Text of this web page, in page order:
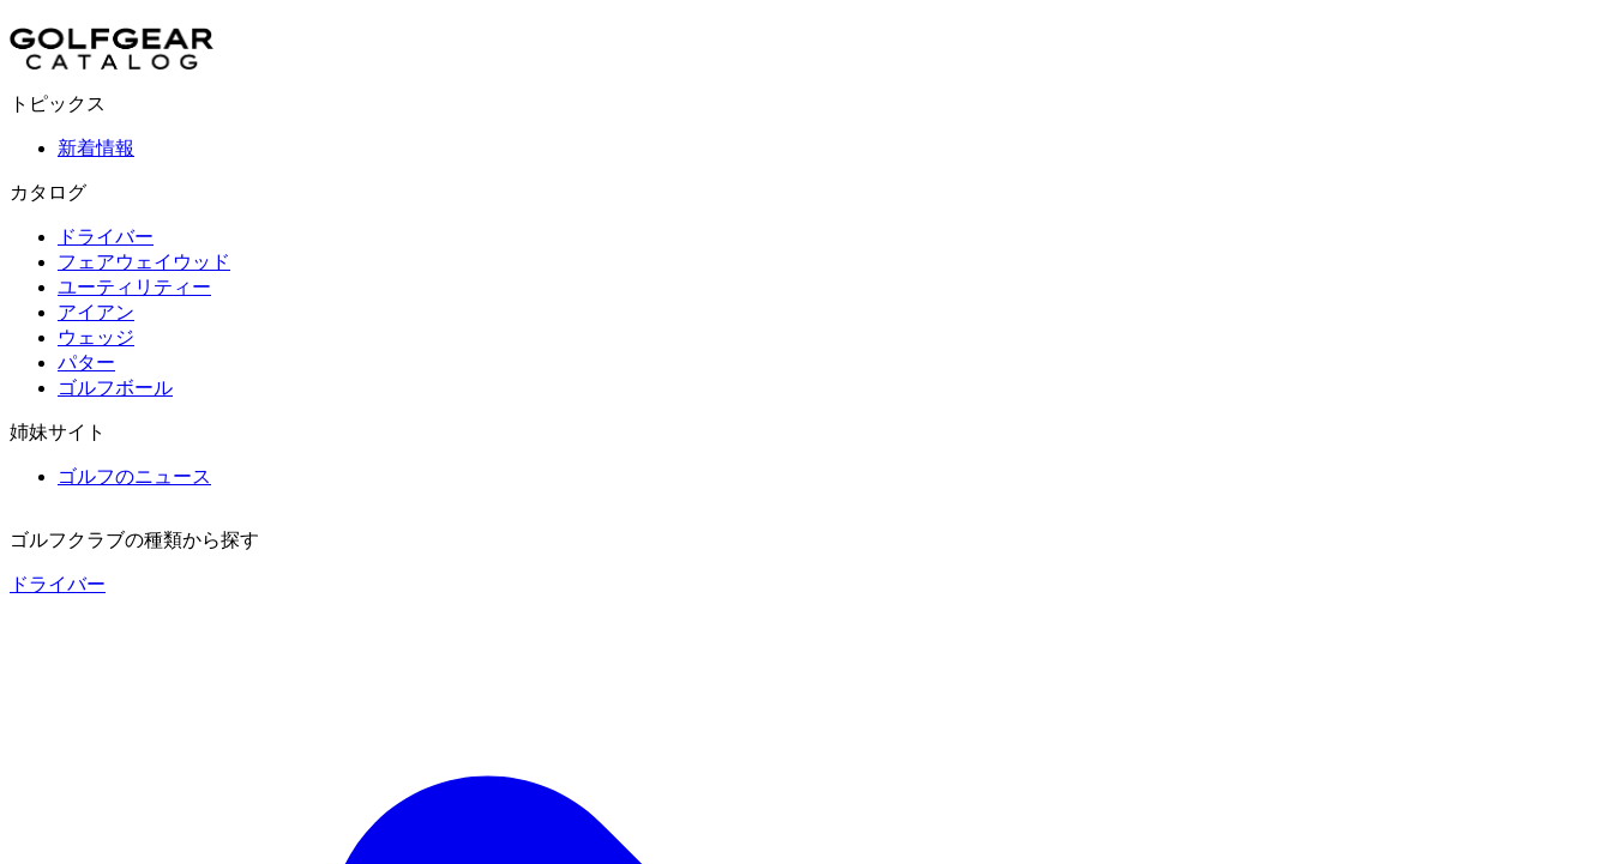
トピックス
新着情報
カタログ
ドライバー
フェアウェイウッド
ユーティリティー
アイアン
ウェッジ
パター
ゴルフボール
姉妹サイト
ゴルフのニュース
ゴルフクラブの種類から探す
ドライバー